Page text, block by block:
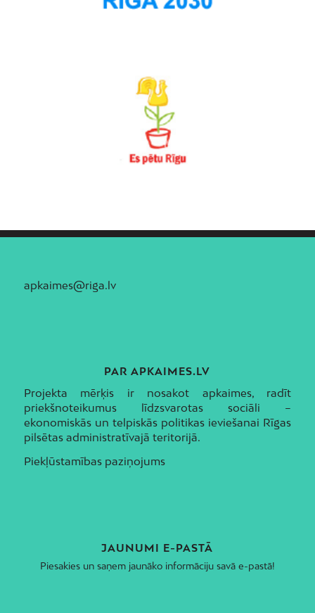
apkaimes@riga.lv
PAR APKAIMES.LV
Projekta mērķis ir nosakot apkaimes, radīt
priekšnoteikumus līdzsvarotas sociāli –
ekonomiskās un telpiskās politikas ieviešanai Rīgas
pilsētas administratīvajā teritorijā.
Piekļūstamības paziņojums
JAUNUMI E-PASTĀ
Piesakies un saņem jaunāko informāciju savā e-pastā!